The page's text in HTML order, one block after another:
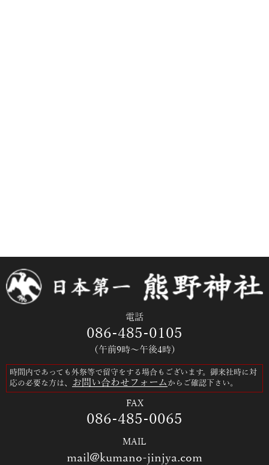
電話
086-485-0105
（午前9時～午後4時）
時間内であっても外祭等で留守をする場合もございます。御来社時に対
応の必要な方は、 お問い合わせフォーム からご確認下さい。
FAX
086-485-0065
MAIL
mail@kumano-jinjya.com